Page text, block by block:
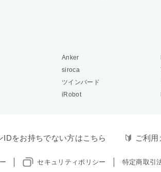
Anker
siroca
ツインバード
iRobot
IDをお持ちでない方はこちら ご利用
セキュリティポリシー 特定商取引